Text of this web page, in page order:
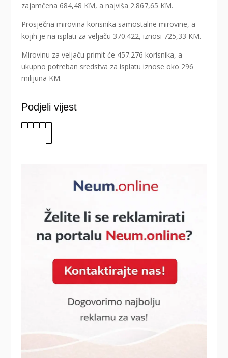
zajamčena 684,48 KM, a najviša 2.867,65 KM.
Prosječna mirovina korisnika samostalne mirovine, a
kojih je na isplati za veljaču 370.422, iznosi 725,33 KM.
Mirovinu za veljaču primit će 457.276 korisnika, a
ukupno potreban sredstva za isplatu iznose oko 296
milijuna KM.
Podjeli vijest